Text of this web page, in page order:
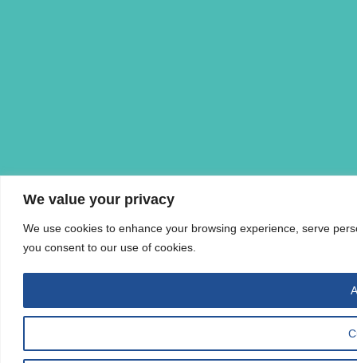
We value your privacy
We use cookies to enhance your browsing experience, serve
you consent to our use of cookies.